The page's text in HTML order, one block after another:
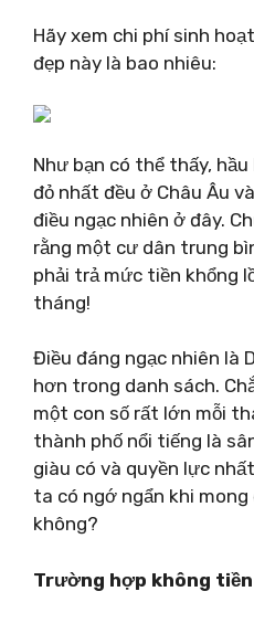
Hãy xem chi phí sinh
đẹp này là bao nhiêu:
Như bạn có thể thấy,
đỏ nhất đều ở Châu Âu
điều ngạc nhiên ở đây.
rằng một cư dân trung
phải trả mức tiền khổng
tháng!
Điều đáng ngạc nhiên là
hơn trong danh sách.
một con số rất lớn mỗi
thành phố nổi tiếng là
giàu có và quyền lực
ta có ngớ ngẩn khi
không?
Trường hợp không